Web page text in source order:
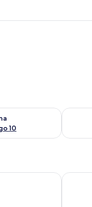
10
para mañana ago 9 -
Hotel